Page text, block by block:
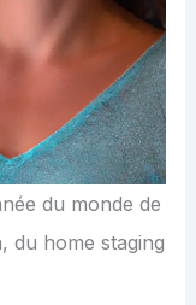
du monde de
du home staging